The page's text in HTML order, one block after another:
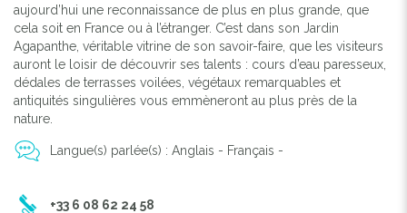
aujourd’hui une reconnaissance de plus en plus grande, que
cela soit en France ou à l’étranger. C’est dans son Jardin
Agapanthe, véritable vitrine de son savoir-faire, que les visiteurs
auront le loisir de découvrir ses talents : cours d’eau paresseux,
dédales de terrasses voilées, végétaux remarquables et
antiquités singulières vous emmèneront au plus près de la
nature.
Langue(s) parlée(s) : Anglais - Français -
+33 6 08 62 24 58